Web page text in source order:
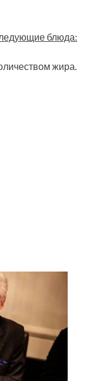
блюда:
жира.